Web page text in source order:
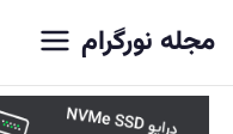
مجله نورگرام